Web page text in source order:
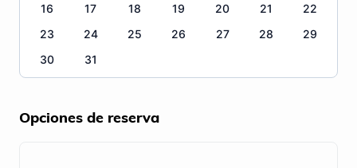
16
17 18 19 20 21
22
23
24 25 26 27 28
29
30
31
Opciones de reserva